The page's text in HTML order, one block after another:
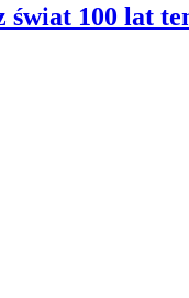
100 lat